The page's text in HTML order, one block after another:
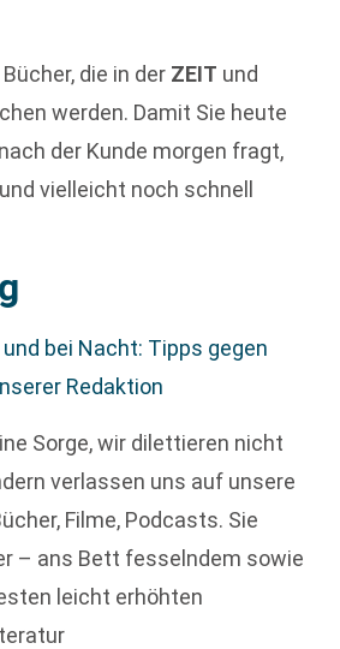
die in der ZEIT und
werden. Damit Sie heute
der Kunde morgen fragt,
vielleicht noch schnell
bei Nacht: Tipps gegen
Redaktion
Sorge, wir dilettieren nicht
verlassen uns auf unsere
Filme, Podcasts. Sie
– ans Bett fesselndem sowie
leicht erhöhten